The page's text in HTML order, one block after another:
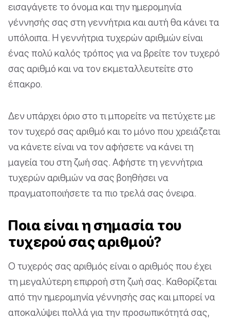
εισαγάγετε το όνομα και την ημερομηνία
γέννησής σας στη γεννήτρια και αυτή θα κάνει τα
υπόλοιπα. Η γεννήτρια τυχερών αριθμών είναι
ένας πολύ καλός τρόπος για να βρείτε τον τυχερό
σας αριθμό και να τον εκμεταλλευτείτε στο
έπακρο.
Δεν υπάρχει όριο στο τι μπορείτε να πετύχετε με
τον τυχερό σας αριθμό και το μόνο που χρειάζεται
να κάνετε είναι να τον αφήσετε να κάνει τη
μαγεία του στη ζωή σας. Αφήστε τη γεννήτρια
τυχερών αριθμών να σας βοηθήσει να
πραγματοποιήσετε τα πιο τρελά σας όνειρα.
Ποια είναι η σημασία του
τυχερού σας αριθμού?
Ο τυχερός σας αριθμός είναι ο αριθμός που έχει
τη μεγαλύτερη επιρροή στη ζωή σας. Καθορίζεται
από την ημερομηνία γέννησής σας και μπορεί να
αποκαλύψει πολλά για την προσωπικότητά σας,